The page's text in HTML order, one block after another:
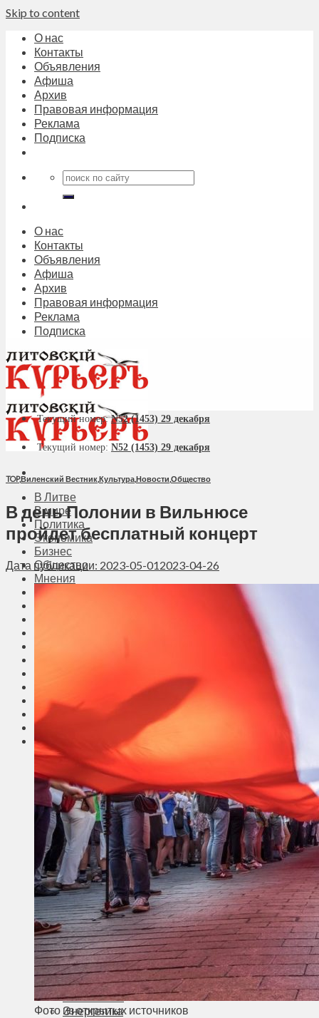
Skip to content
О нас
Контакты
Объявления
Афиша
Архив
Правовая информация
Реклама
Подписка
О нас
Контакты
Объявления
Афиша
Архив
Правовая информация
Реклама
Подписка
В Литве
В мире
Политика
Экономика
Бизнес
Общество
Мнения
Вильнюс
Армия
Сейм Литвы
Культура
Больше
Фоторепортаж
Туризм
ЛК рекомендует
Сеньорам
Образование
Здравоохранение
Экология
Происшествия
Приграничье
Деньги
Визиты
Выборы
Агроновости
Едим дома
Ищу семью
Духовное пространство
Спорт
Технологии
Энергетика
Текущий номер:N52 (1453) 29 декабря
Текущий номер: N52 (1453) 29 декабря
TOP,Виленский Вестник,Культура,Новости,Общество
В день Полонии в Вильнюсе
пройдет бесплатный концерт
Дата публикации: 2023-05-012023-04-26
Фото из открытых источников